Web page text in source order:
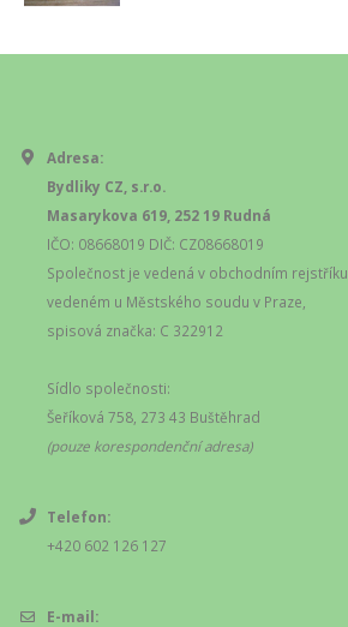
Adresa:
Bydliky CZ, s.r.o.
Masarykova 619, 252 19 Rudná
IČO: 08668019 DIČ: CZ08668019
Společnost je vedená v obchodním rejstříku
vedeném u Městského soudu v Praze,
spisová značka: C 322912
Sídlo společnosti:
Šeříková 758, 273 43 Buštěhrad
(pouze korespondenční adresa)
Telefon:
+420 602 126 127
E-mail: